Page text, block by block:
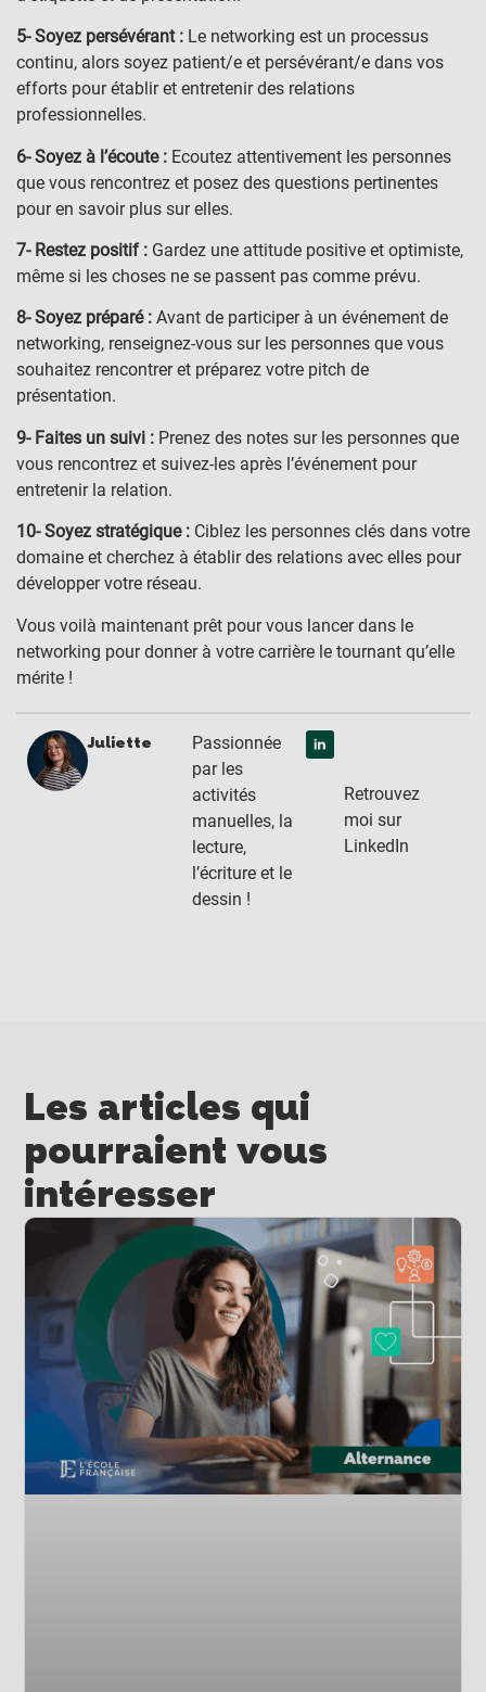
5- Soyez persévérant : Le networking est un processus
continu, alors soyez patient/e et persévérant/e dans vos
efforts pour établir et entretenir des relations
professionnelles.
6- Soyez à l’écoute : Ecoutez attentivement les personnes
que vous rencontrez et posez des questions pertinentes
pour en savoir plus sur elles.
7- Restez positif : Gardez une attitude positive et optimiste,
même si les choses ne se passent pas comme prévu.
8- Soyez préparé : Avant de participer à un événement de
networking, renseignez-vous sur les personnes que vous
souhaitez rencontrer et préparez votre pitch de
présentation.
9- Faites un suivi : Prenez des notes sur les personnes que
vous rencontrez et suivez-les après l’événement pour
entretenir la relation.
10- Soyez stratégique : Ciblez les personnes clés dans votre
domaine et cherchez à établir des relations avec elles pour
développer votre réseau.
Vous voilà maintenant prêt pour vous lancer dans le
networking pour donner à votre carrière le tournant qu’elle
mérite !
Juliette
Passionnée
par les
activités
manuelles, la
lecture,
l’écriture et le
dessin !
Retrouvez
moi sur
LinkedIn
Les articles qui
pourraient vous
intéresser